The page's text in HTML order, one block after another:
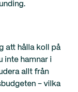
att hålla koll på
inte hamnar i
allt från
- vilka